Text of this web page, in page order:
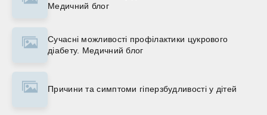
Медичний блог
Сучасні можливості профілактики цукрового
діабету. Медичний блог
Причини та симптоми гіперзбудливості у дітей